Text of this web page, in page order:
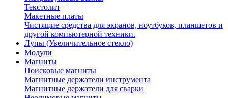
Текстолит
Макетные платы
Чистящие средства для экранов, ноутбуков, планшетов и
другой компьютерной техники.
Лупы (Увеличительное стекло)
Модули
Магниты
Поисковые магниты
Магнитные держатели инструмента
Магнитные держатели для сварки